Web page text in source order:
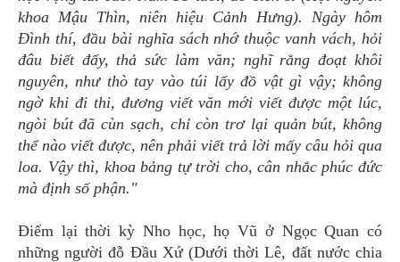
khoa Mậu Thìn, niên hiệu Cảnh Hưng). Ngày hôm
Đình thí, đầu bài nghĩa sách nhớ thuộc vanh vách, hỏi
đâu biết đấy, thả sức làm văn; nghĩ rằng đoạt khôi
nguyên, như thò tay vào túi lấy đồ vật gì vậy; không
ngờ khi đi thi, đương viết văn mới viết được một lúc,
ngòi bút đã cùn sạch, chỉ còn trơ lại quản bút, không
thể nào viết được, nên phải viết trả lời mấy câu hỏi qua
loa. Vậy thì, khoa bảng tự trời cho, cân nhắc phúc đức
mà định số phận."
Điểm lại thời kỳ Nho học, họ Vũ ở Ngọc Quan có
những người đỗ Đầu Xứ (Dưới thời Lê, đất nước chia